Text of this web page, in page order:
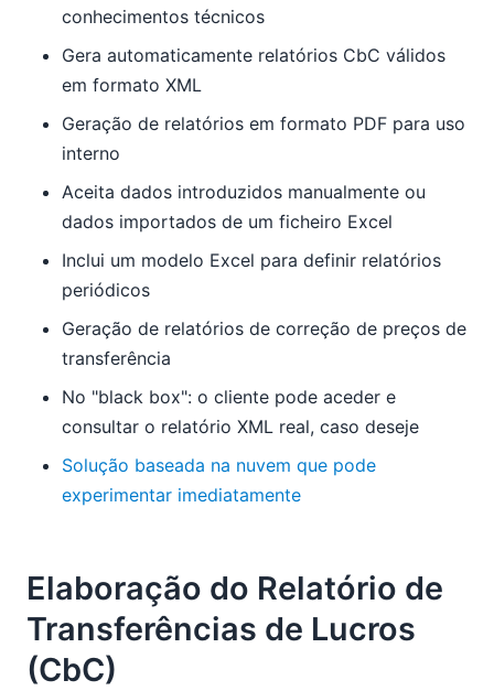
conhecimentos técnicos
Gera automaticamente relatórios CbC válidos
em formato XML
Geração de relatórios em formato PDF para uso
interno
Aceita dados introduzidos manualmente ou
dados importados de um ficheiro Excel
Inclui um modelo Excel para definir relatórios
periódicos
Geração de relatórios de correção de preços de
transferência
No "black box": o cliente pode aceder e
consultar o relatório XML real, caso deseje
Solução baseada na nuvem que pode
experimentar imediatamente
Elaboração do Relatório de
Transferências de Lucros
(CbC)